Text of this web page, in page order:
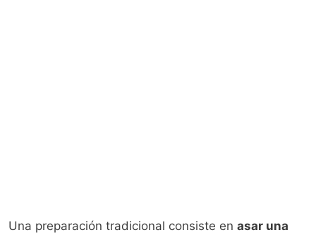
Una preparación tradicional consiste en asar una